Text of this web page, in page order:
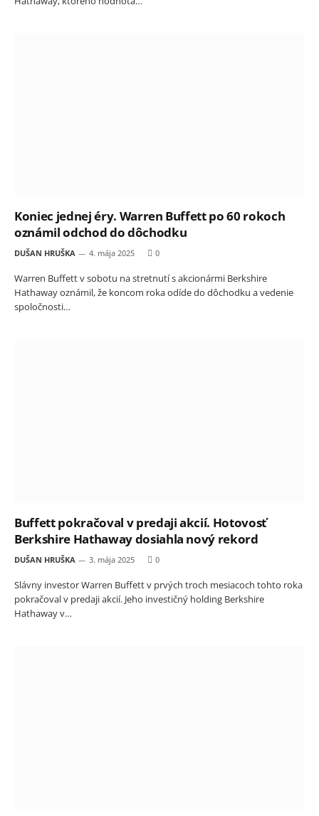
Koniec jednej éry. Warren Buffett po 60 rokoch
oznámil odchod do dôchodku
DUŠAN HRUŠKA 4. mája 2025 0
Warren Buffett v sobotu na stretnutí s akcionármi Berkshire
Hathaway oznámil, že koncom roka odíde do dôchodku a vedenie
spoločnosti…
Buffett pokračoval v predaji akcií. Hotovosť
Berkshire Hathaway dosiahla nový rekord
DUŠAN HRUŠKA 3. mája 2025 0
Slávny investor Warren Buffett v prvých troch mesiacoch tohto roka
pokračoval v predaji akcií. Jeho investičný holding Berkshire
Hathaway v…